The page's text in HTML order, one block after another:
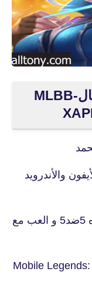
والأندرويد
انضم لأصدقائك في لعبه الموبا الجديده 5ضد5 و العب مع
مواجهة الأبطال-MLBB( الاسم القديم Mobile Legends: